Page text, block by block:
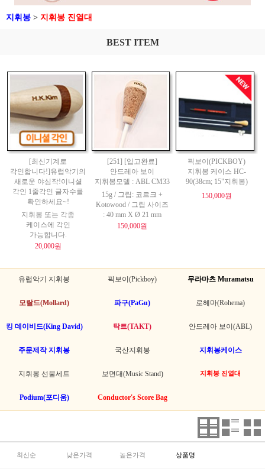
지휘봉 > 지휘봉 진열대
BEST ITEM
[최신기계로
각인합니다!]유럽악기의
새로운 야심작!이니셜
각인 1줄각인 글자수를
확인하세요~!
지휘봉 또는 각종
케이스에 각인
가능합니다.
20,000원
[251] [입고완료]
안드레아 보이
지휘봉모델 : ABL CM33
15g / 그립: 코르크 +
Kotowood / 그립 사이즈
: 40 mm X Ø 21 mm
150,000원
픽보이(PICKBOY)
지휘봉 케이스 HC-
90(38cm; 15"지휘봉)
150,000원
유럽악기 지휘봉 픽보이(Pickboy) 무라마츠 Muramatsu
모랄드(Mollard) 파구(PaGu) 로헤마(Rohema)
킹 데이비드(King David) 탁트(TAKT) 안드레아 보이(ABL)
주문제작 지휘봉 국산지휘봉 지휘봉케이스
지휘봉 선물세트 보면대(Music Stand) 지휘봉 진열대
Podium(포디움) Conductor's Score Bag
최신순 낮은가격 높은가격 상품명